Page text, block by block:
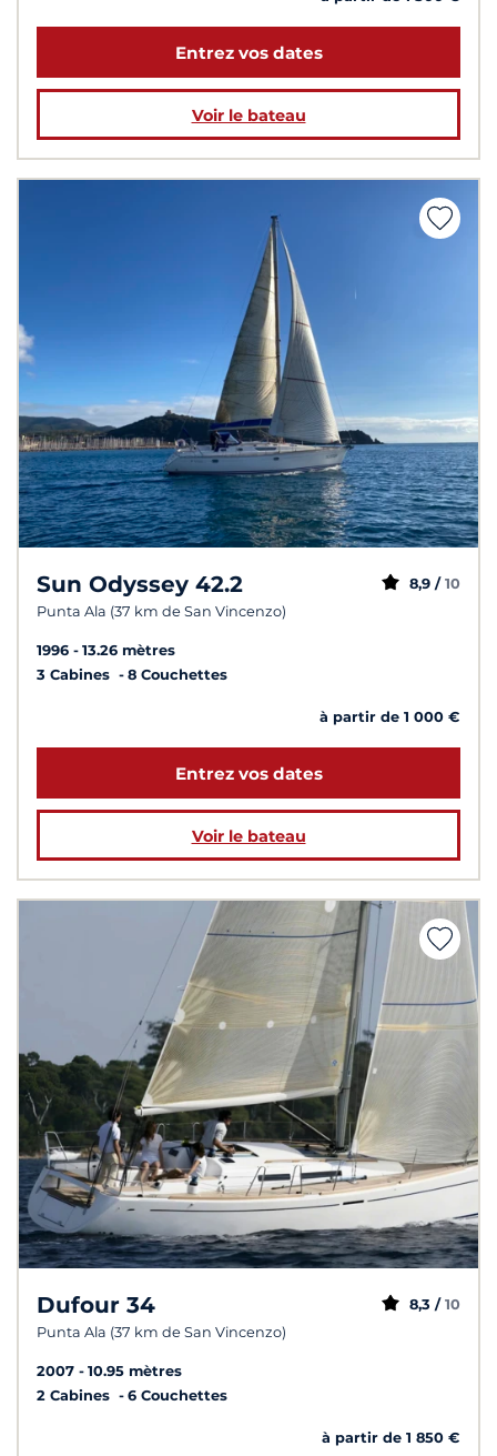
Entrez vos dates
Voir le bateau
Sun Odyssey 42.2
Punta Ala (37 km de San Vincenzo)
8,9 / 10
1996
13.26 mètres
3 Cabines
8 Couchettes
à partir de 1 000 €
Entrez vos dates
Voir le bateau
Dufour 34
Punta Ala (37 km de San Vincenzo)
8,3 / 10
2007
10.95 mètres
2 Cabines
6 Couchettes
à partir de 1 850 €